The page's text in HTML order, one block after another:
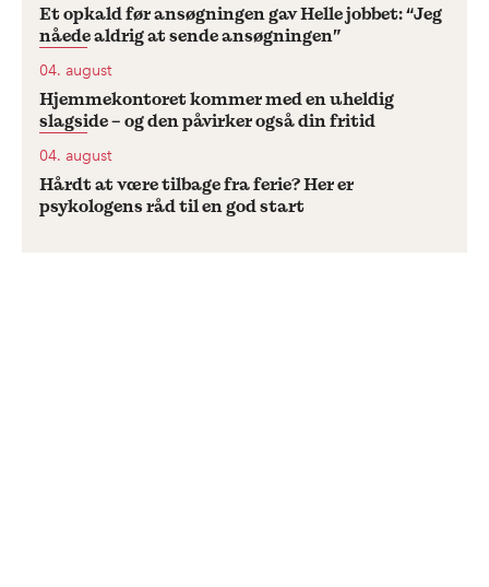
Et opkald før ansøgningen gav Helle jobbet: “Jeg
nåede aldrig at sende ansøgningen”
04. august
Hjemmekontoret kommer med en uheldig
slagside – og den påvirker også din fritid
04. august
Hårdt at være tilbage fra ferie? Her er
psykologens råd til en god start